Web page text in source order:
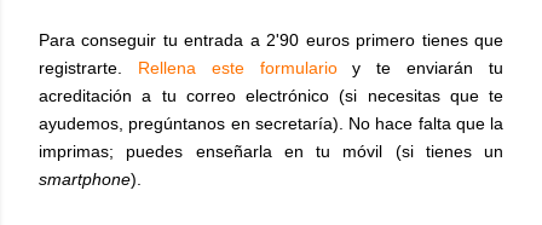
Para conseguir tu entrada a 2'90 euros primero tienes que
registrarte. Rellena este formularioy te enviarán tu
acreditación a tu correo electrónico (si necesitas que te
ayudemos, pregúntanos en secretaría).
No hace falta que la
imprimas; puedes enseñarla en tu móvil (si tienes un
smartphone).